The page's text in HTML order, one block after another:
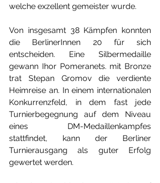
welche exzellent gemeister wurde.
Von insgesamt 38 Kämpfen konnten
die BerlinerInnen 20 für sich
entscheiden. Eine Silbermedaille
gewann Ihor Pomeranets. mit Bronze
trat Stepan Gromov die verdiente
Heimreise an. In einem internationalen
Konkurrenzfeld, in dem fast jede
Turnierbegegnung auf dem Niveau
eines DM-Medaillenkampfes
stattfindet, kann der Berliner
Turnierausgang als guter Erfolg
gewertet werden.